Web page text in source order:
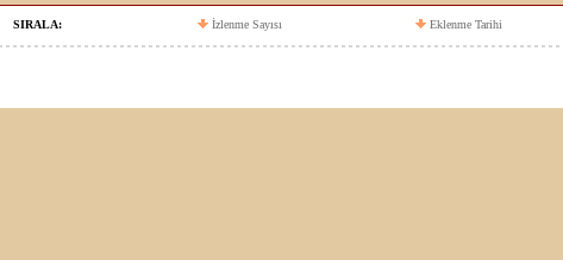
SIRALA: İzlenme Sayısı Eklenme Tarihi